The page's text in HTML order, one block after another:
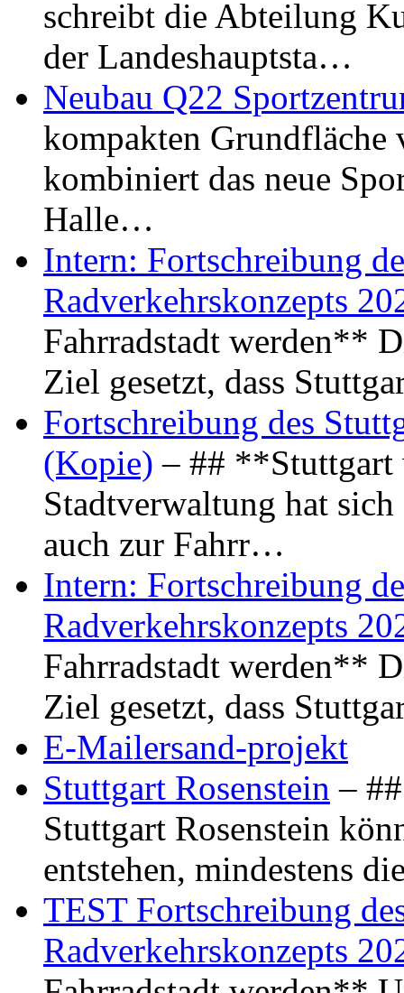
schreibt die Abteilung
der Landeshauptsta…
Neubau Q22
kompakten Grundfläche
kombiniert das neue
Halle…
Intern: Fortschreibung
Radverkehrskonzepts
Fahrradstadt werden**
Ziel gesetzt, dass
Fortschreibung des
(Kopie) – ## **Stuttgart
Stadtverwaltung hat
auch zur Fahrr…
Intern: Fortschreibung
Radverkehrskonzepts
Fahrradstadt werden**
Ziel gesetzt, dass
E-Mailersand-projekt
Stuttgart Rosenstein –
Stuttgart Rosenstein
entstehen, mindestens
TEST Fortschreibung
Radverkehrskonzepts